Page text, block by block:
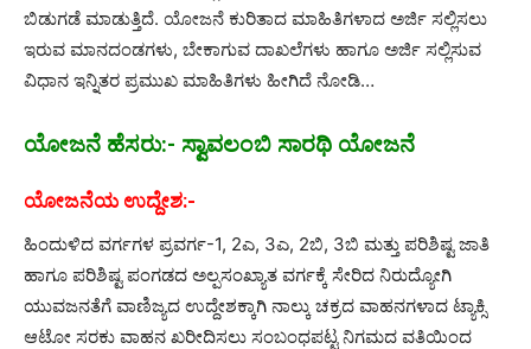
ಬಿಡುಗಡೆ ಮಾಡುತ್ತಿದೆ. ಯೋಜನೆ ಕುರಿತಾದ ಮಾಹಿತಿಗಳಾದ ಅರ್ಜಿ ಸಲ್ಲಿಸಲು
ಇರುವ ಮಾನದಂಡಗಳು, ಬೇಕಾಗುವ ದಾಖಲೆಗಳು ಹಾಗೂ ಅರ್ಜಿ ಸಲ್ಲಿಸುವ
ವಿಧಾನ ಇನ್ನಿತರ ಪ್ರಮುಖ ಮಾಹಿತಿಗಳು ಹೀಗಿದೆ ನೋಡಿ…
ಯೋಜನೆ ಹೆಸರು:- ಸ್ವಾವಲಂಬಿ ಸಾರಥಿ ಯೋಜನೆ
ಯೋಜನೆಯ ಉದ್ದೇಶ:-
ಹಿಂದುಳಿದ ವರ್ಗಗಳ ಪ್ರವರ್ಗ-1, 2ಎ, 3ಎ, 2ಬಿ, 3ಬಿ ಮತ್ತು ಪರಿಶಿಷ್ಟ ಜಾತಿ
ಹಾಗೂ ಪರಿಶಿಷ್ಟ ಪಂಗಡದ ಅಲ್ಪಸಂಖ್ಯಾತ ವರ್ಗಕ್ಕೆ ಸೇರಿದ ನಿರುದ್ಯೋಗಿ
ಯುವಜನತೆಗೆ ವಾಣಿಜ್ಯದ ಉದ್ದೇಶಕ್ಕಾಗಿ ನಾಲ್ಕು ಚಕ್ರದ ವಾಹನಗಳಾದ ಟ್ಯಾಕ್ಸಿ
ಆಟೋ ಸರಕು ವಾಹನ ಖರೀದಿಸಲು ಸಂಬಂಧಪಟ್ಟ ನಿಗಮದ ವತಿಯಿಂದ